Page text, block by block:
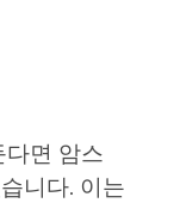
면 암스
니다. 이는